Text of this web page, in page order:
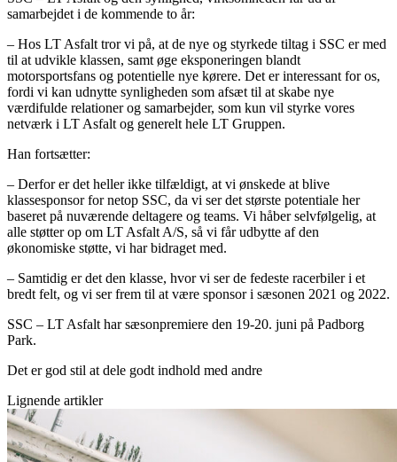
samarbejdet i de kommende to år:
– Hos LT Asfalt tror vi på, at de nye og styrkede tiltag i SSC er med
til at udvikle klassen, samt øge eksponeringen blandt
motorsportsfans og potentielle nye kørere. Det er interessant for os,
fordi vi kan udnytte synligheden som afsæt til at skabe nye
værdifulde relationer og samarbejder, som kun vil styrke vores
netværk i LT Asfalt og generelt hele LT Gruppen.
Han fortsætter:
– Derfor er det heller ikke tilfældigt, at vi ønskede at blive
klassesponsor for netop SSC, da vi ser det største potentiale her
baseret på nuværende deltagere og teams. Vi håber selvfølgelig, at
alle støtter op om LT Asfalt A/S, så vi får udbytte af den
økonomiske støtte, vi har bidraget med.
– Samtidig er det den klasse, hvor vi ser de fedeste racerbiler i et
bredt felt, og vi ser frem til at være sponsor i sæsonen 2021 og 2022.
SSC – LT Asfalt har sæsonpremiere den 19-20. juni på Padborg
Park.
Det er god stil at dele godt indhold med andre
Lignende artikler